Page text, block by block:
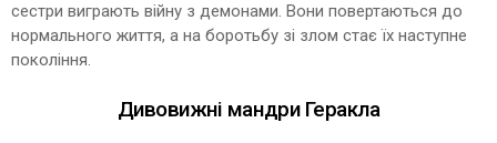
сестри виграють війну з демонами. Вони повертаються до
нормального життя, а на боротьбу зі злом стає їх наступне
покоління.
Дивовижні мандри Геракла